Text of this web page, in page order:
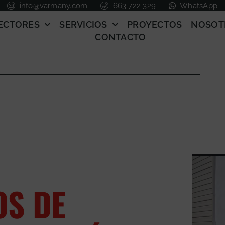
info@varmany.com 663 722 329 WhatsApp
SERVICIOS PROYECTOS
CONTACTO
DE